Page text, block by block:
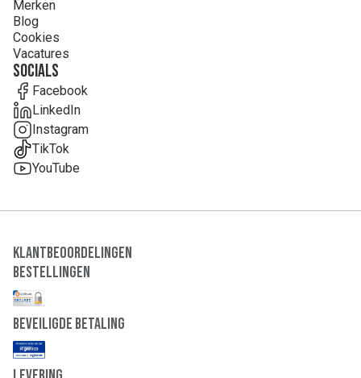
Merken
Blog
Cookies
Vacatures
Socials
Facebook
LinkedIn
Instagram
TikTok
YouTube
Klantbeoordelingen
Bestellingen
Beveiligde Betaling